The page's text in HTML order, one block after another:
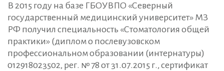
В 2015 году на базе ГБОУВПО «Северный
государственный медицинский университет» МЗ
РФ получил специальность «Стоматология общей
практики» (диплом о послевузовском
профессиональном образовании (интернатуры)
012918023502, рег. № 78 от 31.07.2015 г., сертификат